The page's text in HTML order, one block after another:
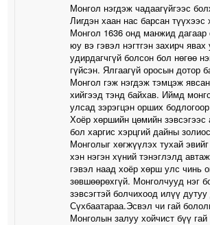
Монгол нэгдэж чадаагүйгээс
Лигдэн хаан нас барсан
Монгол 1636 онд манжид дагаар
юу вэ гэвэл нэгтгэн захирч явах
удирдагчгүй болсон бол нөгөө
гүйсэн. Ялгаагүй оросын дотор
Монгол гэж нэгдэж тэмцэж
хийгээд тэнд байхав. Иймд
улсад зэрэгцэн орших
Хоёр хөршийн цөмийн
бол харгис хэрцгий дайны
Монголыг хөгжүүлэх тухай
хэн нэгэн хүний тэнэглэлд
гэвэл наад хоёр хөрш улс чинь
зөвшөөрөхгүй. Монголчууд нэг
зэвсэгтэй болчихоод илүү дутуу
Сүхбаатараа.Эсвэл чи гай
Монголын залуу хойчист бүү гай